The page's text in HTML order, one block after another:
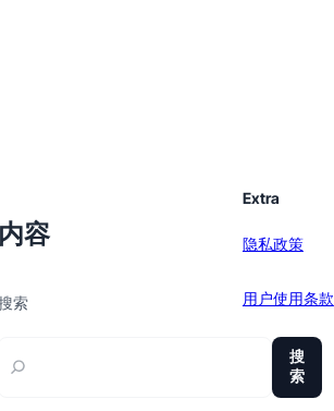
容
索
搜
索
Extra
隐私政策
用户使用条款
sitemap